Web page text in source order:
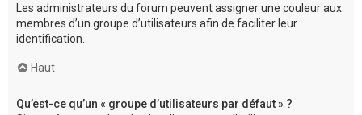
Les administrateurs du forum peuvent assigner une couleur aux
membres d’un groupe d’utilisateurs afin de faciliter leur
identification.
Haut
Qu’est-ce qu’un « groupe d’utilisateurs par défaut » ?